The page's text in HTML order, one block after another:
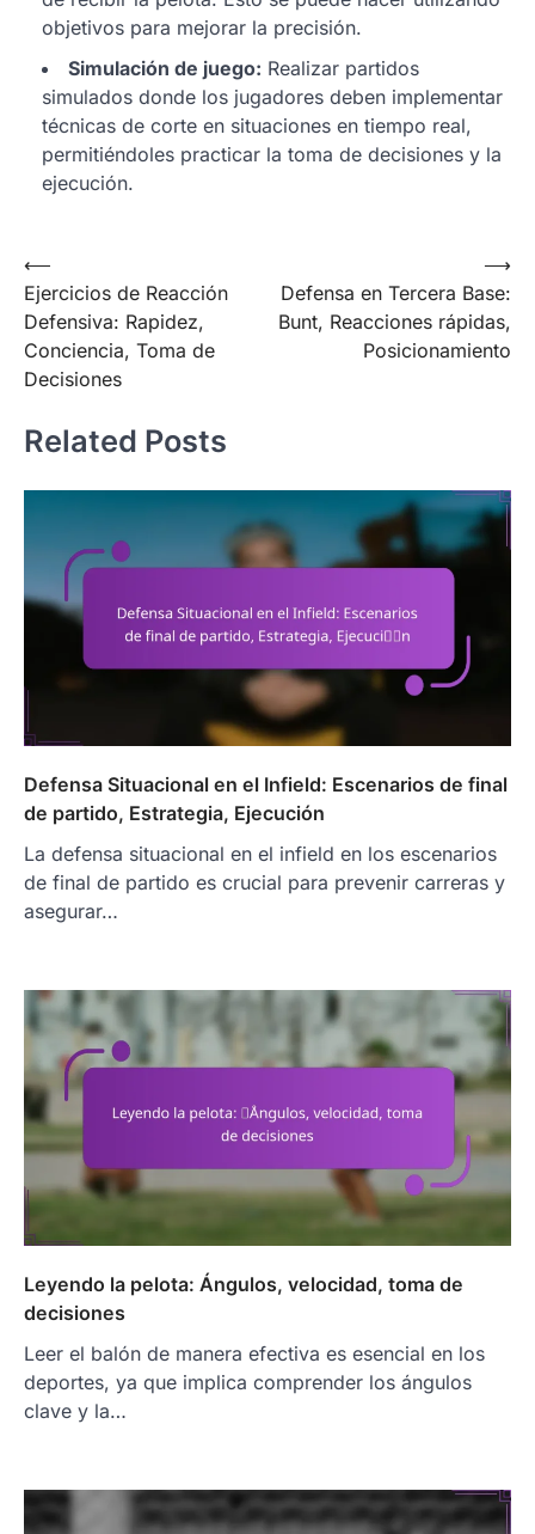
objetivos para mejorar la precisión.
Simulación de juego: Realizar partidos
simulados donde los jugadores deben implementar
técnicas de corte en situaciones en tiempo real,
permitiéndoles practicar la toma de decisiones y la
ejecución.
Post
navigation
⟵
Ejercicios de Reacción
Defensiva: Rapidez,
Conciencia, Toma de
Decisiones
Defensa en Tercera Base:
Bunt, Reacciones rápidas,
Posicionamiento
⟶
Related Posts
Defensa Situacional en el Infield: Escenarios de final
de partido, Estrategia, Ejecución
La defensa situacional en el infield en los escenarios
de final de partido es crucial para prevenir carreras y
asegurar…
Leyendo la pelota: Ángulos, velocidad, toma de
decisiones
Leer el balón de manera efectiva es esencial en los
deportes, ya que implica comprender los ángulos
clave y la…